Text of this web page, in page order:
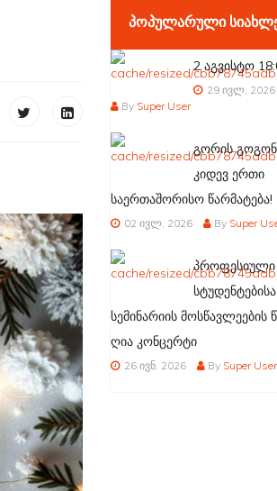
ᲞᲝᲞᲣᲚᲐᲠᲣᲚᲘ
2 აგვისტო
29 ივლ, 2026
By Super User
გორის
კიდევ ერთი
საერთაშორისო წარმატება!
02 ივლ, 2026 By Super
პროფესიული
სემინარიის მოსწავლეების
ღია კონცერტი
26 ივნ, 2026 By Super User